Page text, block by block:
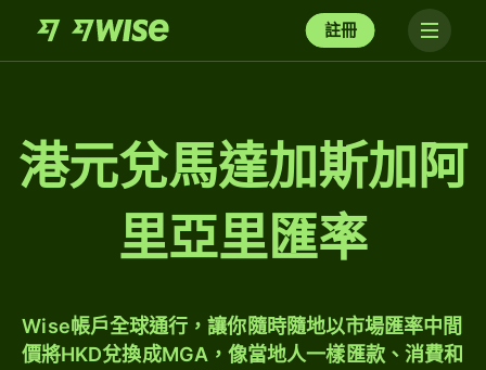
註冊
港元兌馬達加斯加阿
里亞里匯率
Wise帳戶全球通行，讓你隨時隨地以市場匯率中間
價將HKD兌換成MGA，像當地人一樣匯款、消費和